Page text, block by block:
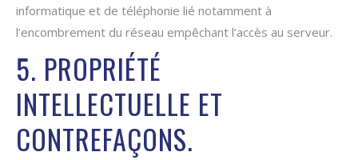
informatique et de téléphonie lié notamment à
l’encombrement du réseau empêchant l’accès au serveur.
5. PROPRIÉTÉ
INTELLECTUELLE ET
CONTREFAÇONS.